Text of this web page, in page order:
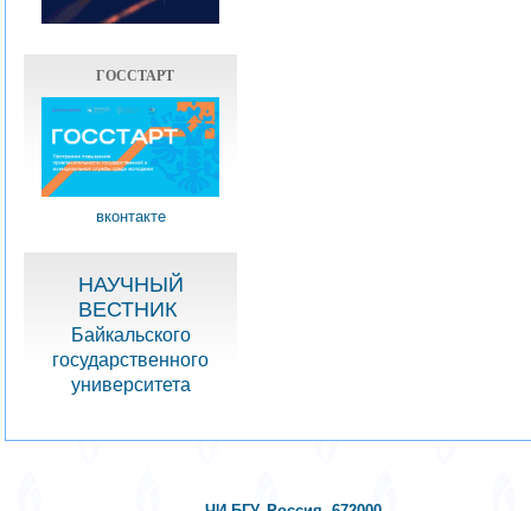
ГОССТАРТ
вконтакте
НАУЧНЫЙ
ВЕСТНИК
Байкальского
государственного
университета